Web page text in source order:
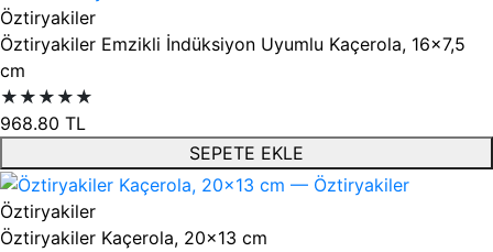
Öztiryakiler
Öztiryakiler Emzikli İndüksiyon Uyumlu Kaçerola, 16x7,5
cm
★★★★★
968.80 TL
SEPETE EKLE
Öztiryakiler
Öztiryakiler Kaçerola, 20x13 cm